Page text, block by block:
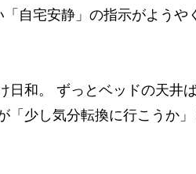
自宅安静」の指示がようや
和。 ずっとベッドの天井
少し気分転換に行こうか